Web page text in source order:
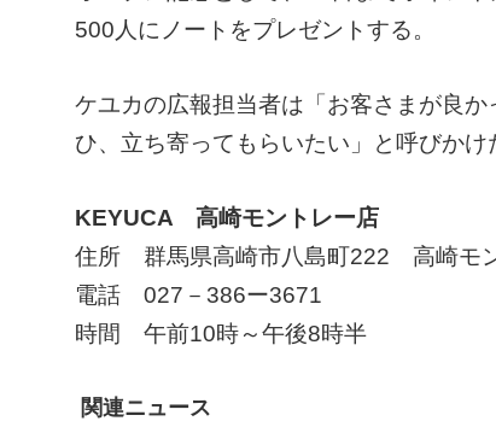
500人にノートをプレゼントする。
ケユカの広報担当者は「お客さまが良
ひ、立ち寄ってもらいたい」と呼びかけ
KEYUCA 高崎モントレー店
住所 群馬県高崎市八島町222 高崎モ
電話 027－386ー3671
時間 午前10時～午後8時半
関連ニュース